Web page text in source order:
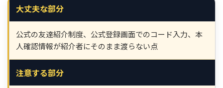
大丈夫な部分
公式の友達紹介制度、公式登録画面でのコード入力、本
人確認情報が紹介者にそのまま渡らない点
注意する部分